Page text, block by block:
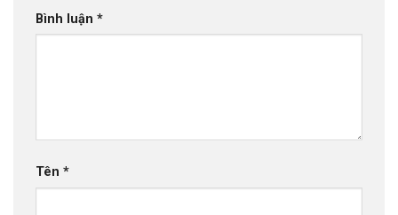
Bình luận *
Tên *